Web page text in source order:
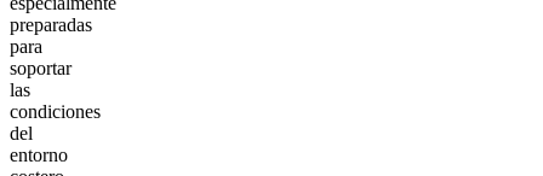
preparadas
para
soportar
las
condiciones
del
entorno